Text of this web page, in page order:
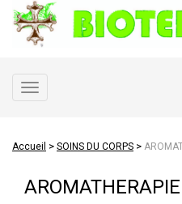
Toggle
navigation
Accueil > SOINS DU CORPS >
AROMATHERAPIE